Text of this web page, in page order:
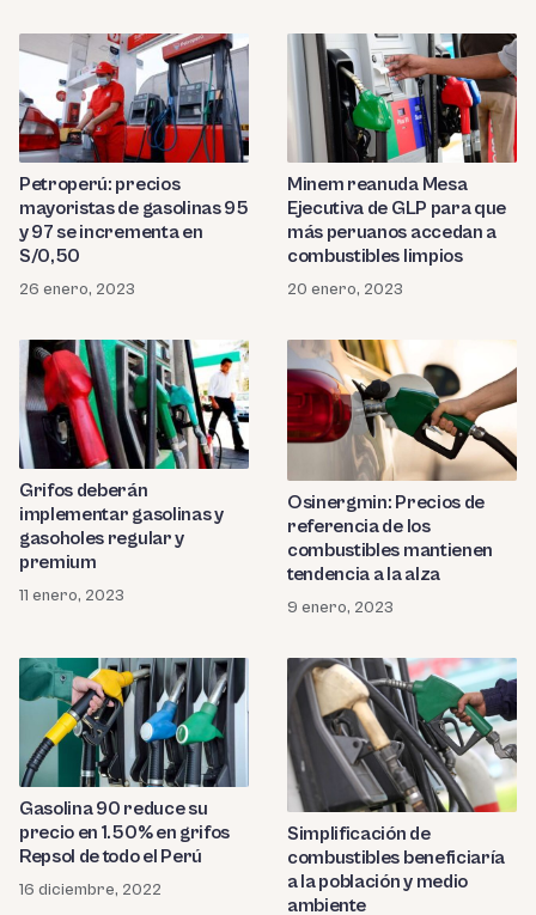
Petroperú: precios
mayoristas de gasolinas 95
y 97 se incrementa en
S/0,50
26 enero, 2023
Minem reanuda Mesa
Ejecutiva de GLP para que
más peruanos accedan a
combustibles limpios
20 enero, 2023
Grifos deberán
implementar gasolinas y
gasoholes regular y
premium
11 enero, 2023
Osinergmin: Precios de
referencia de los
combustibles mantienen
tendencia a la alza
9 enero, 2023
Gasolina 90 reduce su
precio en 1.50% en grifos
Repsol de todo el Perú
16 diciembre, 2022
Simplificación de
combustibles beneficiaría
a la población y medio
ambiente